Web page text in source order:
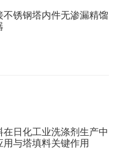
不锈钢塔内件无渗漏精馏
在日化工业洗涤剂生产中
用与塔填料关键作用